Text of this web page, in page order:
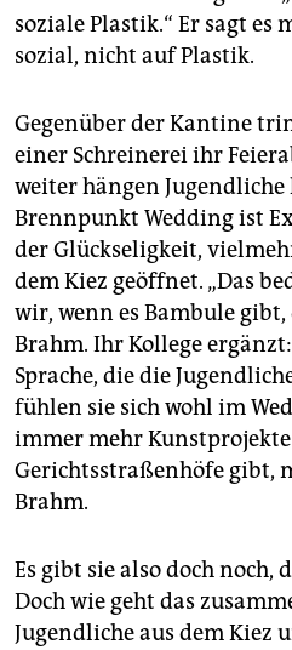
soziale Plastik.“ Er sagt es
sozial, nicht auf Plastik.
Gegenüber der Kantine
einer Schreinerei ihr
weiter hängen
Brennpunkt Wedding ist
der Glückseligkeit,
dem Kiez geöffnet. „Das
wir, wenn es Bambule gibt,
Brahm. Ihr Kollege
Sprache, die die
fühlen sie sich wohl im
immer mehr
Gerichtsstraßenhöfe gibt,
Brahm.
Es gibt sie also doch noch,
Doch wie geht das
Jugendliche aus dem Kiez